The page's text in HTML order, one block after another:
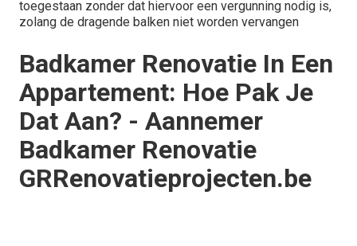
toegestaan zonder dat hiervoor een vergunning nodig is,
zolang de dragende balken niet worden vervangen
Badkamer Renovatie In Een
Appartement: Hoe Pak Je
Dat Aan? - Aannemer
Badkamer Renovatie
GRRenovatieprojecten.be